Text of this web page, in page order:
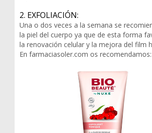
2. EXFOLIACIÓN:
Una o dos veces a la semana se
la piel del cuerpo ya que de esta forma
la renovación celular y la mejora del film
En farmaciasoler.com os recomendamos: